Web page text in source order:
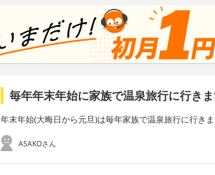
毎年年末年始に家族で温泉旅行に行き
年末年始(大晦日から元旦)は毎年家族で温泉旅行に行き
ASAKOさん